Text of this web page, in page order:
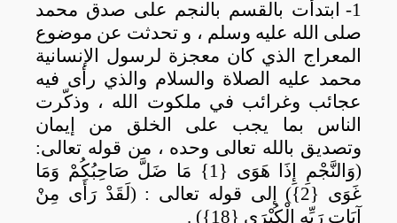
1-
ابتدأت بالقسم بالنجم على صدق محمد
صلى الله عليه وسلم ، و تحدثت عن موضوع
المعراج الذي كان معجزة لرسول الإنسانية
محمد عليه الصلاة والسلام والذي رأى فيه
عجائب وغرائب في ملكوت الله ، وذكّرت
الناس بما يجب على الخلق من إيمان
وتصديق بالله تعالى وحده ، من قوله تعالى:
(وَالنَّجْمِ إِذَا هَوَى {1} مَا ضَلَّ صَاحِبُكُمْ وَمَا
غَوَى {2}) إلى قوله تعالى : (لَقَدْ رَأَى مِنْ
آيَاتِ رَبِّهِ الْكُبْرَى {18}) .